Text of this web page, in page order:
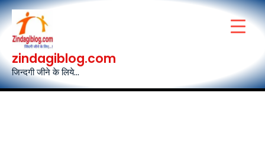
Skip
to
content
zindagiblog.com
जिन्दगी जीने के लिये...